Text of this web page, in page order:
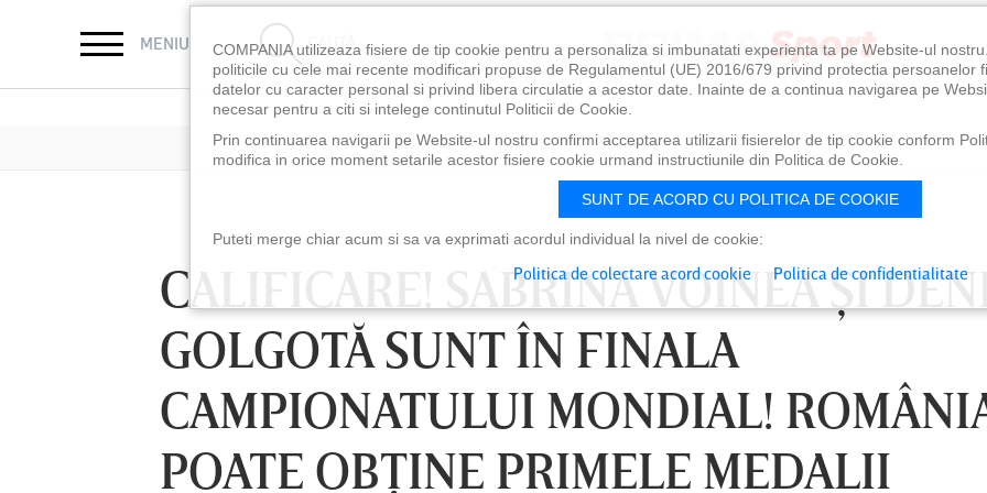
MENIU CAUTĂ
CALIFICARE! SABRINA VOINEA ŞI
GOLGOTĂ SUNT ÎN FINALA
CAMPIONATULUI MONDIAL!
POATE OBŢINE PRIMELE MEDALII
LUNI 10 AUG, 18:30 LUNI 10 AUG, 21:30 VINERI 07 AUG, 21:00
COMPANIA utilizeaza fisiere de tip cookie pentru a personaliza si imbunatati experienta ta pe Website-ul
politicile cu cele mai recente modificari propuse de Regulamentul (UE) 2016/679 privind protectia persoanelor
datelor cu caracter personal si privind libera circulatie a acestor date. Inainte de a continua navigarea pe
necesar pentru a citi si intelege continutul Politicii de Cookie.
Prin continuarea navigarii pe Website-ul nostru confirmi acceptarea utilizarii fisierelor de tip cookie conform
modifica in orice moment setarile acestor fisiere cookie urmand instructiunile din Politica de Cookie.
SUNT DE ACORD CU POLITICA DE COOKIE
Puteti merge chiar acum si sa va exprimati acordul individual la nivel de cookie:
Politica de colectare acord cookie Politica de confidentialitate